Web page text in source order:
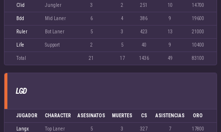
Clid Jungler 3 2 251 10 14700
Bdd Mid Laner 6 4 386 9 19600
Ruler Bot Laner 5 3 423 13 21000
Life Support 2 5 40 9 10400
Total 21 17 1436 49 83100
LGD
JUGADOR CHARACTER ASESINATOS MUERTES CS ASISTENCIAS ORO
Langx Top Laner 5 3 327 7 17800